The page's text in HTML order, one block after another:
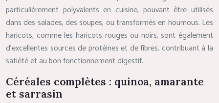
particulièrement polyvalents en cuisine, pouvant être utilisés
dans des salades, des soupes, ou transformés en houmous. Les
haricots, comme les haricots rouges ou noirs, sont également
d’excellentes sources de protéines et de fibres, contribuant à la
satiété et au bon fonctionnement digestif.
Céréales complètes : quinoa, amarante
et sarrasin